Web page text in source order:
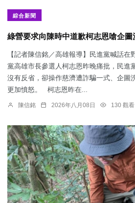
綜合新聞
綠營要求向陳時中道歉柯志恩嗆企圖
【記者陳信銘／高雄報導】民進黨喊話在
黨高雄市長參選人柯志恩昨晚痛批，民進
沒有反省，卻操作慈濟遭詐騙一式、企圖
更加憤怒。 柯志恩昨在...
陳信銘 2026年八月08日 130 觀看